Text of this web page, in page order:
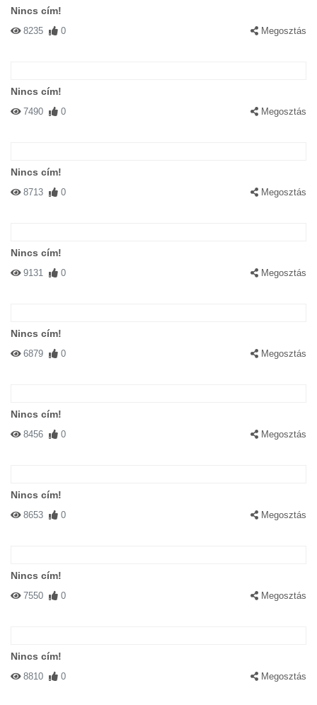
Nincs cím!
8235 0 Megosztás
Nincs cím!
7490 0 Megosztás
Nincs cím!
8713 0 Megosztás
Nincs cím!
9131 0 Megosztás
Nincs cím!
6879 0 Megosztás
Nincs cím!
8456 0 Megosztás
Nincs cím!
8653 0 Megosztás
Nincs cím!
7550 0 Megosztás
Nincs cím!
8810 0 Megosztás